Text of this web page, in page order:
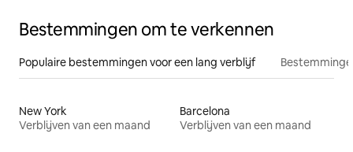
Bestemmingen om te verkennen
Populaire bestemmingen voor een lang verblijf
New York
Verblijven van een maand
Barcelona
Verblijven van een maand